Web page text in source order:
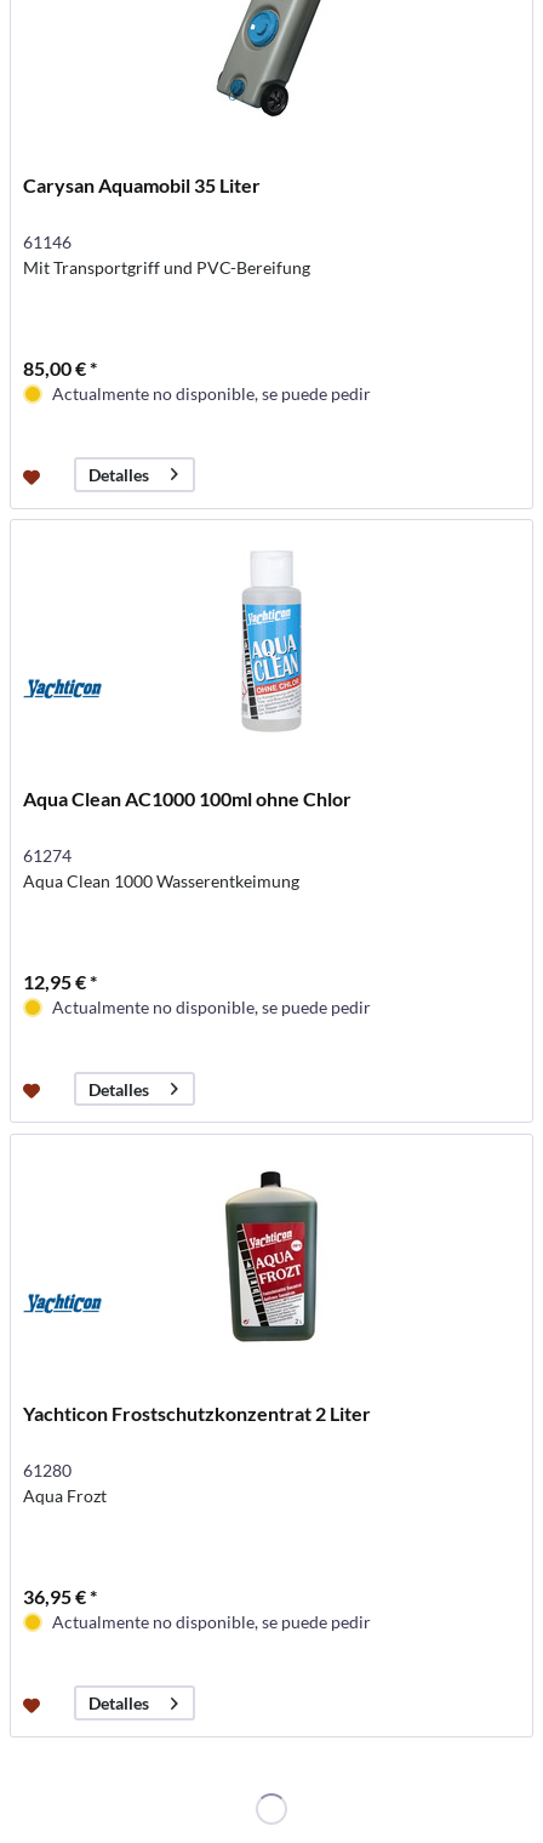
Carysan Aquamobil 35 Liter
61146
Mit Transportgriff und PVC-Bereifung
85,00 € *
Actualmente no disponible, se puede pedir
Detalles
Aqua Clean AC1000 100ml ohne Chlor
61274
Aqua Clean 1000 Wasserentkeimung
12,95 € *
Actualmente no disponible, se puede pedir
Detalles
Yachticon Frostschutzkonzentrat 2 Liter
61280
Aqua Frozt
36,95 € *
Actualmente no disponible, se puede pedir
Detalles